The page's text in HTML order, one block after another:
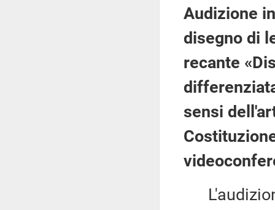
Audizione
disegno di
recante
sensi